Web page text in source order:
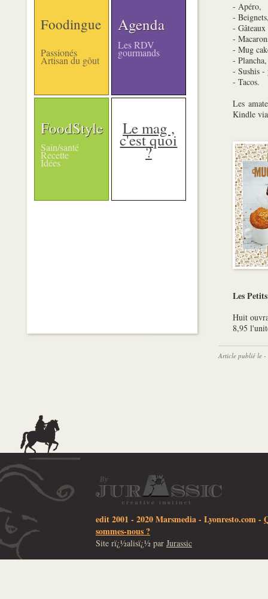
Foodingue
Passionés
Artisan du gôut
Agenda
Les RDV
gourmands
FoodStyle
Sain/santé
Recette
Idées
Le mag ,
c'est quoi
?
- Apéro,
-
-
-
- Mug
- Plancha,
- Sushis
- Tacos.
Les
Kindle
Les
Huit
8,95
Article publié le -
edit 2001 - 2020 Marsmedia - Lyonresto.com-
sommes-nous ?
Site rï¿½alisï¿½ par Jurassic